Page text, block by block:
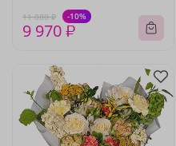
11 080 ₽ -10%
9 970 ₽